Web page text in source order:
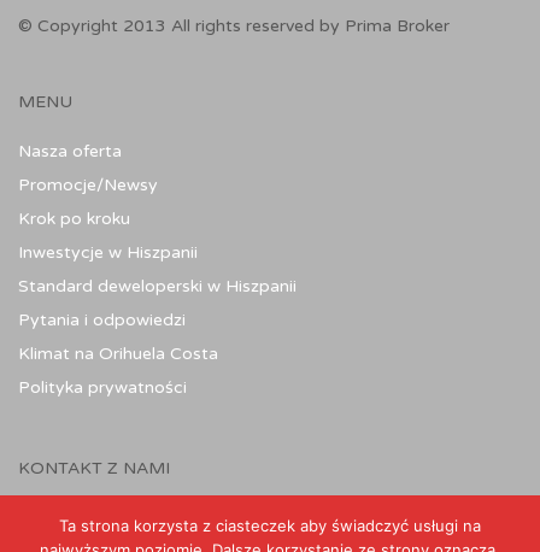
© Copyright 2013 All rights reserved by Prima Broker
MENU
Nasza oferta
Promocje/Newsy
Krok po kroku
Inwestycje w Hiszpanii
Standard deweloperski w Hiszpanii
Pytania i odpowiedzi
Klimat na Orihuela Costa
Polityka prywatności
KONTAKT Z NAMI
Ta strona korzysta z ciasteczek aby świadczyć usługi na